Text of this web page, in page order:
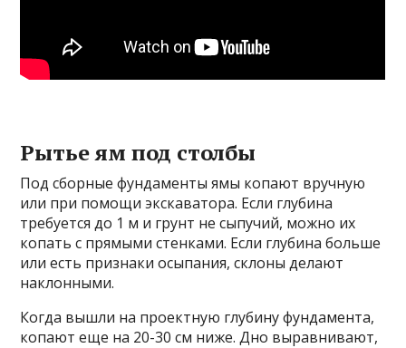
Рытье ям под столбы
Под сборные фундаменты ямы копают вручную
или при помощи экскаватора. Если глубина
требуется до 1 м и грунт не сыпучий, можно их
копать с прямыми стенками. Если глубина больше
или есть признаки осыпания, склоны делают
наклонными.
Когда вышли на проектную глубину фундамента,
копают еще на 20-30 см ниже. Дно выравнивают,